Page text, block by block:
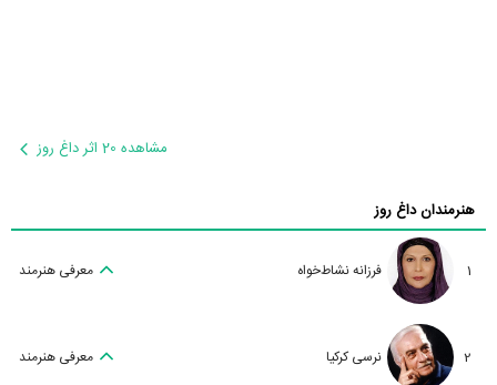
مشاهده 20 اثر داغ روز
هنرمندان داغ روز
1 فرزانه نشاط‌خواه معرفی هنرمند
2 نرسی کرکیا معرفی هنرمند